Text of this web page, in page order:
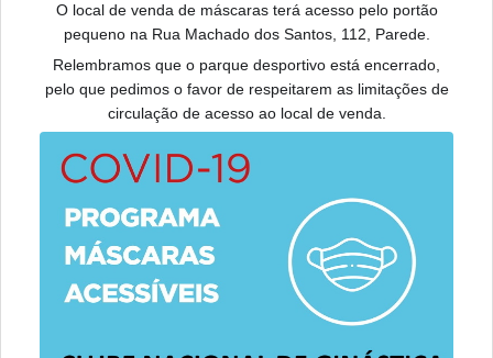
O local de venda de máscaras terá acesso pelo portão
pequeno na Rua Machado dos Santos, 112, Parede.
Relembramos que o parque desportivo está encerrado,
pelo que pedimos o favor de respeitarem as limitações de
circulação de acesso ao local de venda.